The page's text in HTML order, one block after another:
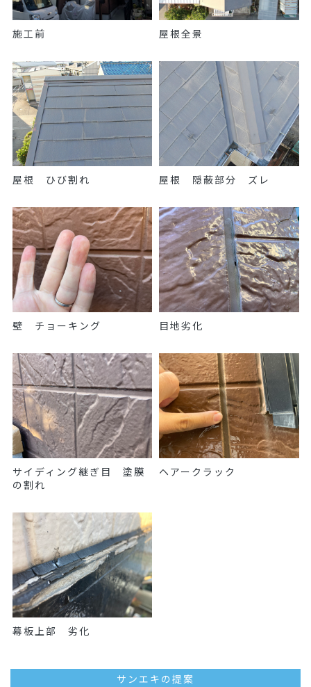
施工前 屋根全景
屋根 ひび割れ 屋根 隠蔽部分 ズレ
壁 チョーキング 目地劣化
サイディング継ぎ目 塗膜
の割れ
ヘアークラック
幕板上部 劣化
サンエキの提案